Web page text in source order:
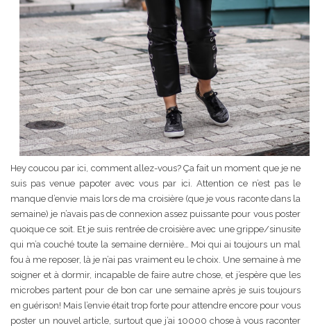
Hey coucou par ici, comment allez-vous? Ça fait un moment que je ne
suis pas venue papoter avec vous par ici. Attention ce n’est pas le
manque d’envie mais lors de ma croisière (que je vous raconte dans la
semaine) je n’avais pas de connexion assez puissante pour vous poster
quoique ce soit. Et je suis rentrée de croisière avec une grippe/sinusite
qui m’a couché toute la semaine dernière… Moi qui ai toujours un mal
fou à me reposer, là je n’ai pas vraiment eu le choix. Une semaine à me
soigner et à dormir, incapable de faire autre chose, et j’espère que les
microbes partent pour de bon car une semaine après je suis toujours
en guérison! Mais l’envie était trop forte pour attendre encore pour vous
poster un nouvel article, surtout que j’ai 10000 chose à vous raconter